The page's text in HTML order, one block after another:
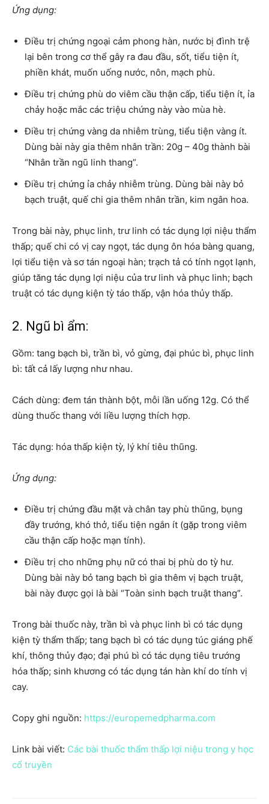
Ứng dụng:
Điều trị chứng ngoại cảm phong hàn, nước bị đình trệ
lại bên trong cơ thể gây ra đau đầu, sốt, tiểu tiện ít,
phiền khát, muốn uống nước, nôn, mạch phù.
Điều trị chứng phù do viêm cầu thận cấp, tiểu tiện ít, ỉa
chảy hoặc mắc các triệu chứng này vào mùa hè.
Điều trị chứng vàng da nhiễm trùng, tiểu tiện vàng ít.
Dùng bài này gia thêm nhân trần: 20g – 40g thành bài
“Nhân trần ngũ linh thang”.
Điều trị chứng ỉa chảy nhiễm trùng. Dùng bài này bỏ
bạch truật, quế chi gia thêm nhân trần, kim ngân hoa.
Trong bài này, phục linh, trư linh có tác dụng lợi niệu thẩm
thấp; quế chi có vị cay ngọt, tác dụng ôn hóa bàng quang,
lợi tiểu tiện và sơ tán ngoại hàn; trạch tả có tính ngọt lạnh,
giúp tăng tác dụng lợi niệu của trư linh và phục linh; bạch
truật có tác dụng kiện tỳ táo thấp, vận hóa thủy thấp.
2. Ngũ bì ẩm:
Gồm: tang bạch bì, trần bì, vỏ gừng, đại phúc bì, phục linh
bì: tất cả lấy lượng như nhau.
Cách dùng: đem tán thành bột, mỗi lần uống 12g. Có thể
dùng thuốc thang với liều lượng thích hợp.
Tác dụng: hóa thấp kiện tỳ, lý khí tiêu thũng.
Ứng dụng:
Điều trị chứng đầu mặt và chân tay phù thũng, bụng
đầy trướng, khó thở, tiểu tiện ngắn ít (gặp trong viêm
cầu thận cấp hoặc mạn tính).
Điều trị cho những phụ nữ có thai bị phù do tỳ hư.
Dùng bài này bỏ tang bạch bì gia thêm vị bạch truật,
bài này được gọi là bài “Toàn sinh bạch truật thang”.
Trong bài thuốc này, trần bì và phục linh bì có tác dụng
kiện tỳ thẩm thấp; tang bạch bì có tác dụng túc giáng phế
khí, thông thủy đạo; đại phú bì có tác dụng tiêu trướng
hóa thấp; sinh khương có tác dụng tán hàn khí do tính vị
cay.
Copy ghi nguồn: https://europemedpharma.com
Link bài viết: Các bài thuốc thẩm thấp lợi niệu trong y học
cổ truyền